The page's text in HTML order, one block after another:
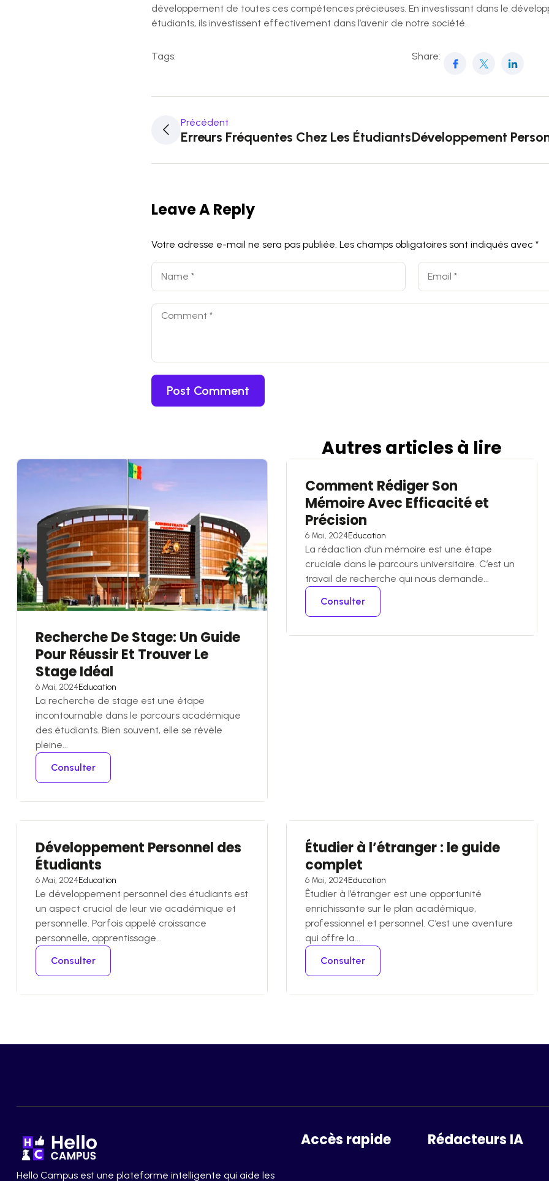
développement de toutes ces compétences précieuses. En investissant dans le
étudiants, ils investissent effectivement dans l’avenir de notre société.
Tags: Share:
Précédent
Erreurs Fréquentes Chez Les ÉtudiantsDéveloppement
Leave A Reply
Votre adresse e-mail ne sera pas publiée. Les champs obligatoires sont indiqués avec *
Autres articles à lire
Recherche De Stage: Un Guide
Pour Réussir Et Trouver Le
Stage Idéal
6 Mai, 2024Education
La recherche de stage est une étape
incontournable dans le parcours académique
des étudiants. Bien souvent, elle se révèle
pleine...
Consulter
Comment Rédiger Son
Mémoire Avec Efficacité et
Précision
6 Mai, 2024Education
La rédaction d’un mémoire est une étape
cruciale dans le parcours universitaire. C’est un
travail de recherche qui nous demande...
Consulter
Développement Personnel des
Étudiants
6 Mai, 2024Education
Le développement personnel des étudiants est
un aspect crucial de leur vie académique et
personnelle. Parfois appelé croissance
personnelle, apprentissage...
Consulter
Étudier à l’étranger : le guide
complet
6 Mai, 2024Education
Êtudier à l’étranger est une opportunité
enrichissante sur le plan académique,
professionnel et personnel. C’est une aventure
qui offre la...
Consulter
Hello Campus est une plateforme intelligente qui aide les
Accès rapide Rédacteurs IA